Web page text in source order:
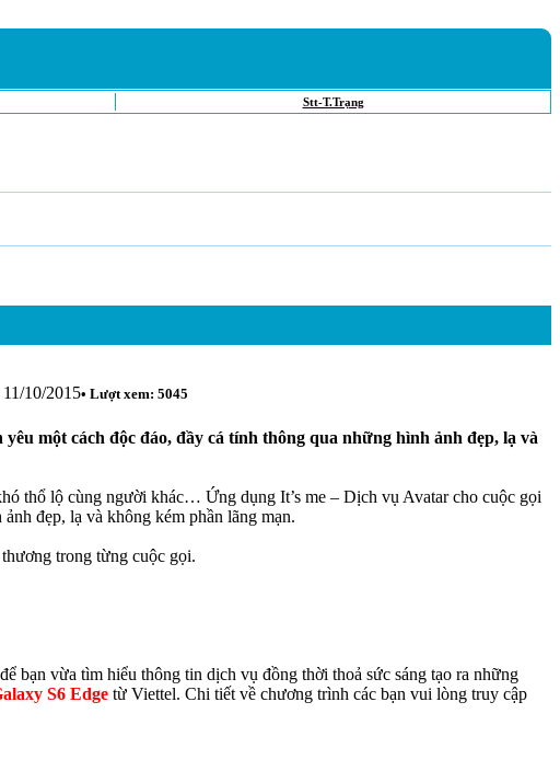
Stt-T.Trạng
10/2015• Lượt xem: 5045
một cách độc đáo, đầy cá tính thông qua những hình ảnh đẹp, lạ và
thổ lộ cùng người khác… Ứng dụng It’s me – Dịch vụ Avatar cho cuộc gọi
đẹp, lạ và không kém phần lãng mạn.
trong từng cuộc gọi.
bạn vừa tìm hiểu thông tin dịch vụ đồng thời thoả sức sáng tạo ra những
S6 Edge từ Viettel. Chi tiết về chương trình các bạn vui lòng truy cập